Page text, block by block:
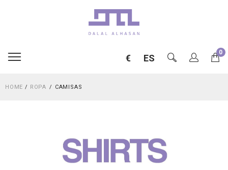
0
ES
€
HOME / ROPA CAMISAS